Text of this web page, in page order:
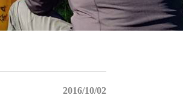
2016/10/02